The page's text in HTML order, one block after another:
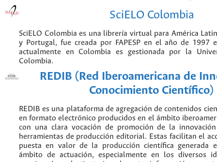
SciELO Colombia
SciELO Colombia es una librería virtual para América
y Portugal, fue creada por FAPESP en el año de 1997
actualmente en Colombia es gestionada por la
Colombia.
REDIB (Red Iberoamericana de
Conocimiento Científico)
REDIB es una plataforma de agregación de contenidos
en formato electrónico producidos en el ámbito
con una clara vocación de promoción de la
herramientas de producción editorial. Estas facilitan el
puesta en valor de la producción científica generada
ámbito de actuación, especialmente en los diversos